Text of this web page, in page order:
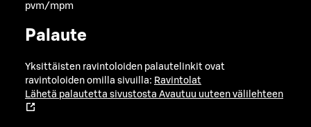
pvm/mpm
Palaute
Yksittäisten ravintoloiden palautelinkit ovat
ravintoloiden omilla sivuilla: Ravintolat
Lähetä palautetta sivustosta Avautuu uuteen välilehteen